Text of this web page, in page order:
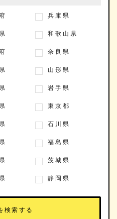
兵庫県
和歌山県
奈良県
山形県
岩手県
東京都
石川県
福島県
茨城県
静岡県